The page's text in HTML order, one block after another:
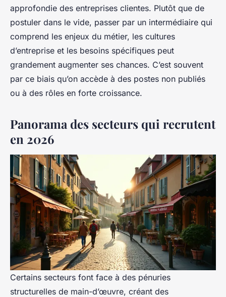
approfondie des entreprises clientes. Plutôt que de
postuler dans le vide, passer par un intermédiaire qui
comprend les enjeux du métier, les cultures
d’entreprise et les besoins spécifiques peut
grandement augmenter ses chances. C’est souvent
par ce biais qu’on accède à des postes non publiés
ou à des rôles en forte croissance.
Panorama des secteurs qui recrutent
en 2026
Certains secteurs font face à des pénuries
structurelles de main-d’œuvre, créant des